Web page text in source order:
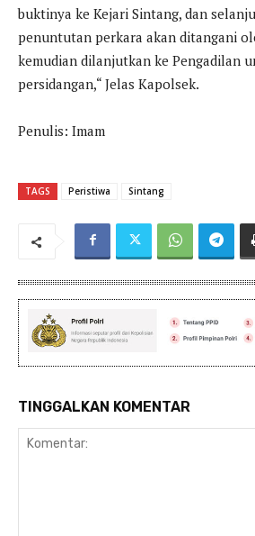
buktinya ke Kejari Sintang, dan
penuntutan perkara akan ditangani
kemudian dilanjutkan ke Pengadilan
persidangan,“ Jelas Kapolsek.
Penulis: Imam
TAGS Peristiwa Sintang
TINGGALKAN KOMENTAR